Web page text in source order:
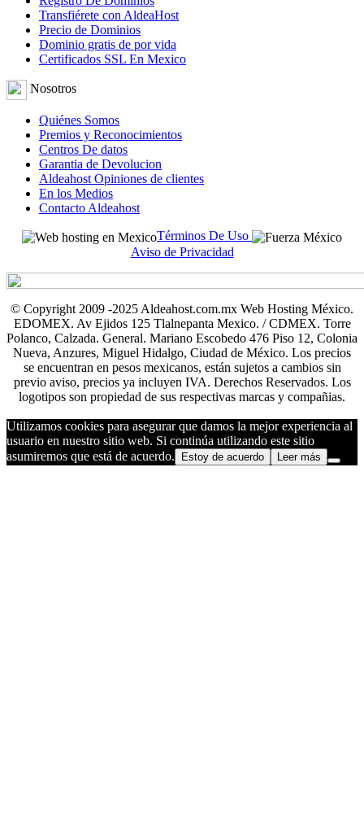
Transfiérete con AldeaHost
Precio de Dominios
Dominio gratis de por vida
Certificados SSL En Mexico
Nosotros
Quiénes Somos
Premios y Reconocimientos
Centros De datos
Garantia de Devolucion
Aldeahost Opiniones de clientes
En los Medios
Contacto Aldeahost
Términos De Uso
Aviso de Privacidad
© Copyright 2009 -2025 Aldeahost.com.mx Web Hosting México.
EDOMEX. Av Ejidos 125 Tlalnepanta Mexico. / CDMEX. Torre
Polanco, Calzada. General. Mariano Escobedo 476 Piso 12, Colonia
Nueva, Anzures, Miguel Hidalgo, Ciudad de México. Los precios
se encuentran en pesos mexicanos, están sujetos a cambios sin
previo aviso, precios ya incluyen IVA. Derechos Reservados. Los
logotipos son propiedad de sus respectivas marcas y compañias.
Utilizamos cookies para asegurar que damos la mejor experiencia al
usuario en nuestro sitio web. Si continúa utilizando este sitio
asumiremos que está de acuerdo.
Estoy de acuerdo Leer más